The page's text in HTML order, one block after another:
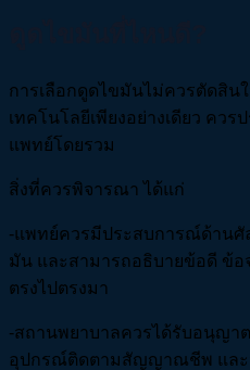
การเลือกดูดไขมันไม่ควรตัดสิน
เทคโนโลยีเพียงอย่างเดียว คว
แพทย์โดยรวม
สิ่งที่ควรพิจารณา ได้แก่
-แพทย์ควรมีประสบการณ์ด้านศั
มัน และสามารถอธิบายข้อดี ข้อ
ตรงไปตรงมา
-สถานพยาบาลควรได้รับอนุญา
อุปกรณ์ติดตามสัญญาณชีพ และ